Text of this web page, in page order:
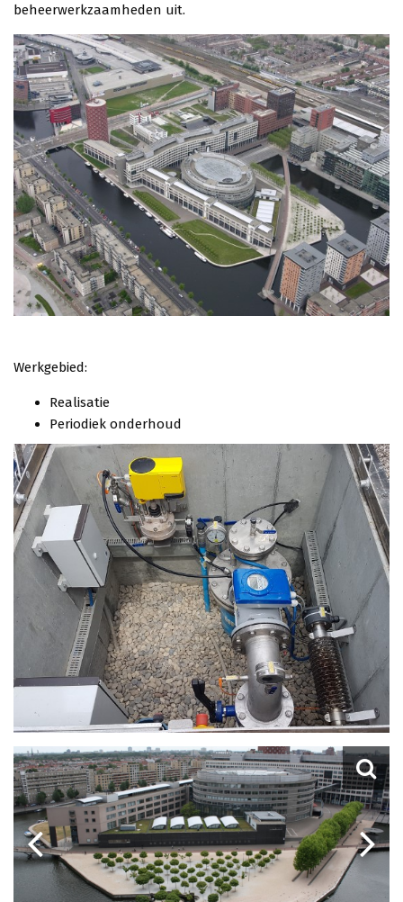
beheerwerkzaamheden uit.
Werkgebied:
Realisatie
Periodiek onderhoud